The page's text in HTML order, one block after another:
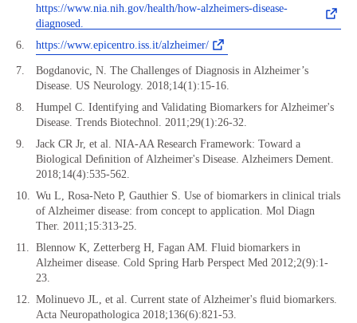
https://www.nia.nih.gov/health/how-alzheimers-disease-
diagnosed.
https://www.epicentro.iss.it/alzheimer/
Bogdanovic, N. The Challenges of Diagnosis in Alzheimer’s
Disease. US Neurology. 2018;14(1):15-16.
Humpel C. Identifying and Validating Biomarkers for Alzheimer's
Disease. Trends Biotechnol. 2011;29(1):26-32.
Jack CR Jr, et al. NIA-AA Research Framework: Toward a
Biological Deﬁnition of Alzheimer's Disease. Alzheimers Dement.
2018;14(4):535-562.
Wu L, Rosa-Neto P, Gauthier S. Use of biomarkers in clinical trials
of Alzheimer disease: from concept to application. Mol Diagn
Ther. 2011;15:313-25.
Blennow K, Zetterberg H, Fagan AM. Fluid biomarkers in
Alzheimer disease. Cold Spring Harb Perspect Med 2012;2(9):1-
23.
Molinuevo JL, et al. Current state of Alzheimer's ﬂuid biomarkers.
Acta Neuropathologica 2018;136(6):821-53.